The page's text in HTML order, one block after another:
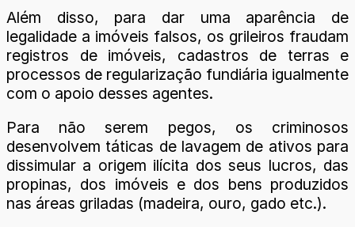
Além disso, para dar uma aparência de
legalidade a imóveis falsos, os grileiros fraudam
registros de imóveis, cadastros de terras e
processos de regularização fundiária igualmente
com o apoio desses agentes.
Para não serem pegos, os criminosos
desenvolvem táticas de lavagem de ativos para
dissimular a origem ilícita dos seus lucros, das
propinas, dos imóveis e dos bens produzidos
nas áreas griladas (madeira, ouro, gado etc.).